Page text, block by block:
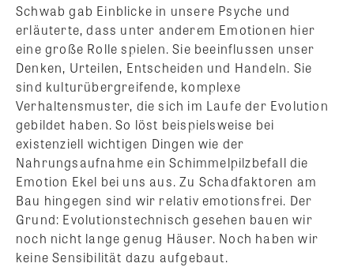
Schwab gab Einblicke in unsere Psyche und
erläuterte, dass unter anderem Emotionen hier
eine große Rolle spielen. Sie beeinflussen unser
Denken, Urteilen, Entscheiden und Handeln. Sie
sind kulturübergreifende, komplexe
Verhaltensmuster, die sich im Laufe der Evolution
gebildet haben. So löst beispielsweise bei
existenziell wichtigen Dingen wie der
Nahrungsaufnahme ein Schimmelpilzbefall die
Emotion Ekel bei uns aus. Zu Schadfaktoren am
Bau hingegen sind wir relativ emotionsfrei. Der
Grund: Evolutionstechnisch gesehen bauen wir
noch nicht lange genug Häuser. Noch haben wir
keine Sensibilität dazu aufgebaut.